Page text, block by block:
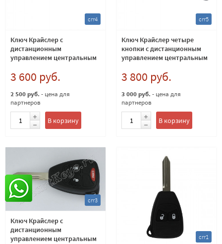
crr4
Ключ Крайслер с
дистанционным
управлением центральным
315 Mhz
3 600 руб.
2 500 руб. - цена для
партнеров
В корзину
crr5
Ключ Крайслер четыре
кнопки с дистанционным
управлением центральным
Европейский 433Мгц
3 800 руб.
3 000 руб. - цена для
партнеров
В корзину
crr3
Ключ Крайслер с
дистанционным
управлением центральным
crr1